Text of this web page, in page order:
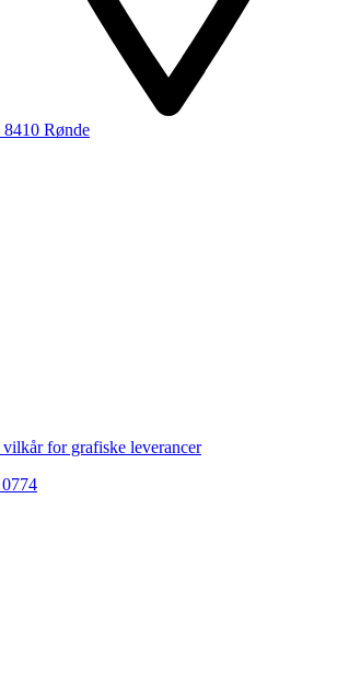
Rønde
for grafiske leverancer